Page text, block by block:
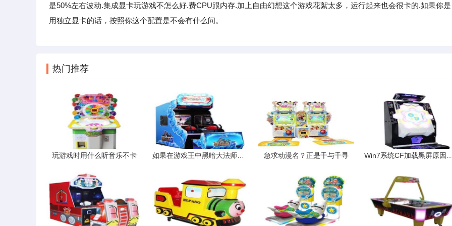
是50%左右波动.集成显卡玩游戏不怎么好.费CPU跟内存.加上自由幻想这个游戏花絮太多，运行起来也会很卡的.如果你是
用独立显卡的话，按照你这个配置是不会有什么问。
热门推荐
玩游戏时用什么听音乐不卡 急求动漫名？正是千与千寻